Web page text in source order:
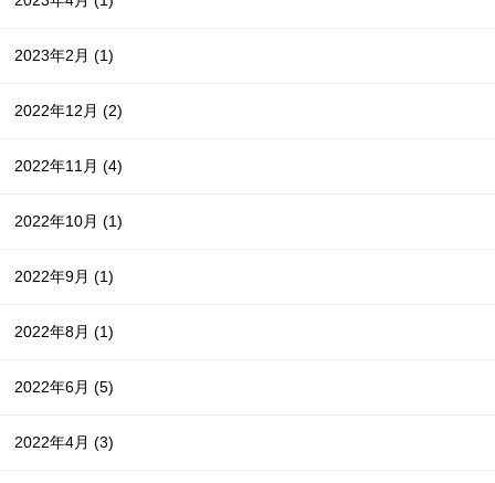
2023年2月(1)
2022年12月(2)
2022年11月(4)
2022年10月(1)
2022年9月(1)
2022年8月(1)
2022年6月(5)
2022年4月(3)